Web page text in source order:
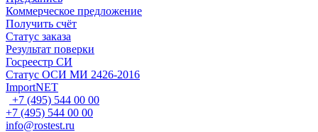
Коммерческое предложение
Получить счёт
Статус заказа
Результат поверки
Госреестр СИ
Статус ОСИ МИ 2426-2016
ImportNET
+7 (495) 544 00 00
+7 (495) 544 00 00
info@rostest.ru